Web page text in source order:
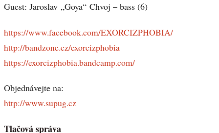
Guest: Jaroslav „Goya“ Chvoj – bass (6)
https://www.facebook.com/EXORCIZPHOBIA/
http://bandzone.cz/exorcizphobia
https://exorcizphobia.bandcamp.com/
Objednávejte na:
http://www.supug.cz
Tlačová správa